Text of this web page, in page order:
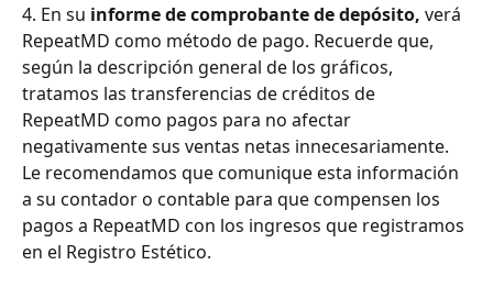
4. En su informe de comprobante de depósito, verá
RepeatMD como método de pago. Recuerde que,
según la descripción general de los gráficos,
tratamos las transferencias de créditos de
RepeatMD como pagos para no afectar
negativamente sus ventas netas innecesariamente.
Le recomendamos que comunique esta información
a su contador o contable para que compensen los
pagos a RepeatMD con los ingresos que registramos
en el Registro Estético.